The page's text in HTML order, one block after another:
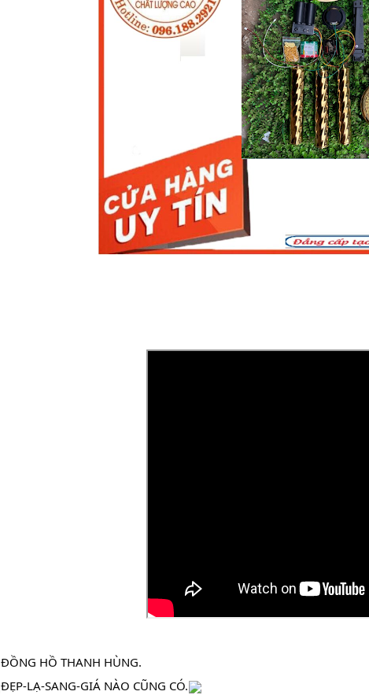
ĐỒNG HỒ THANH HÙNG.
ĐẸP-LẠ-SANG-GIÁ NÀO CŨNG CÓ.